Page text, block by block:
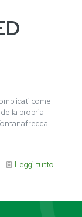
come
propria
Leggi tutto